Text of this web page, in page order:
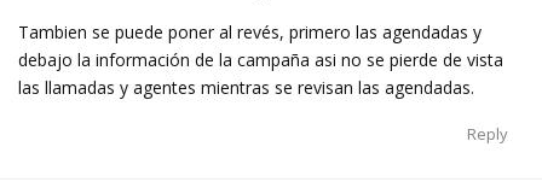
Tambien se puede poner al revés, primero las agendadas y
debajo la información de la campaña asi no se pierde de vista
las llamadas y agentes mientras se revisan las agendadas.
Reply